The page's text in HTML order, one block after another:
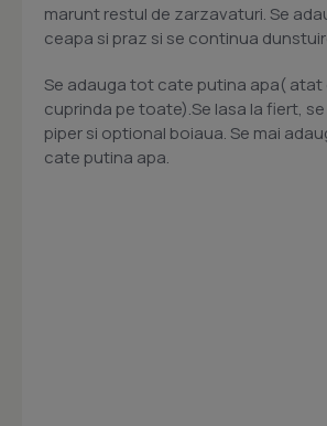
marunt restul de zarzavaturi. Se
ceapa si praz si se continua
Se adauga tot cate putina apa( atat
cuprinda pe toate).Se lasa la fiert,
piper si optional boiaua. Se mai
cate putina apa.